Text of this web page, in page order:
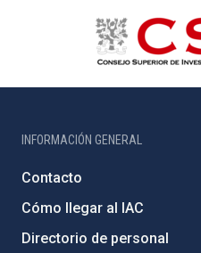
INFORMACIÓN GENERAL
Contacto
Cómo llegar al IAC
Directorio de personal